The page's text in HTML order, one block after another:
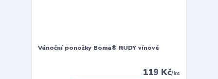
Vánoční ponožky Boma® RUDY vínové
119 Kč/ks